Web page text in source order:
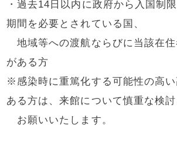
・過去14日以内に政府から入国制
期間を必要とされている国、
地域等への渡航ならびに当該在住
がある方
※感染時に重篤化する可能性の高
ある方は、来館について慎重な検討
お願いいたします。